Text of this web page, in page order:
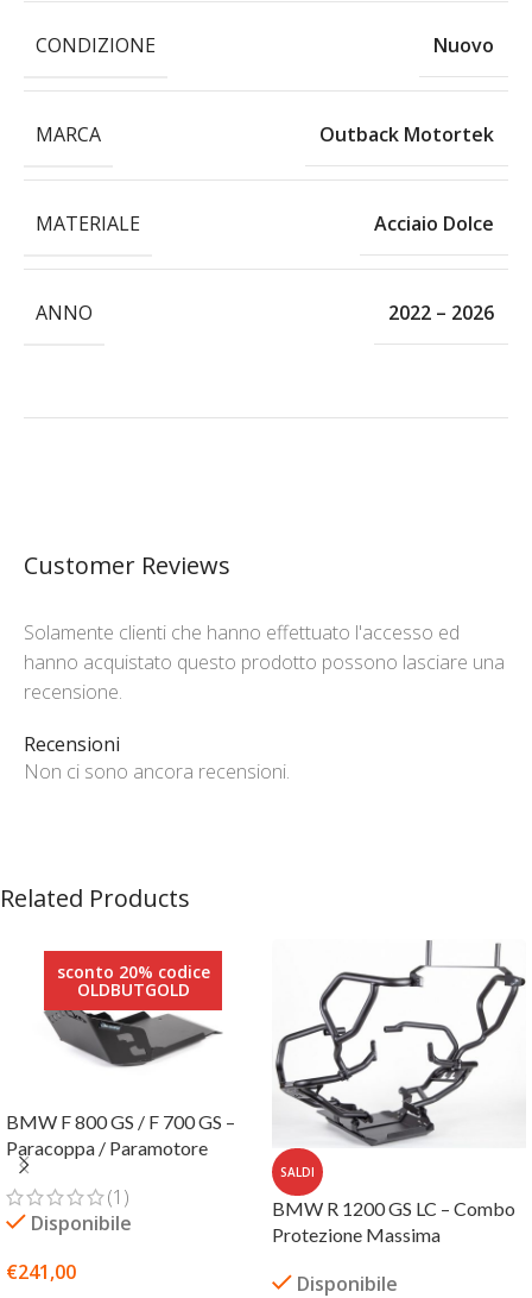
CONDIZIONE Nuovo
MARCA Outback Motortek
MATERIALE Acciaio Dolce
ANNO 2022 – 2026
Customer Reviews
Recensioni
Non ci sono ancora recensioni.
Solamente clienti che hanno effettuato l'accesso ed
hanno acquistato questo prodotto possono lasciare una
recensione.
Related Products
sconto 20% codice
OLDBUTGOLD
BMW F 800 GS / F 700 GS –
Paracoppa / Paramotore
(1)
Disponibile
€241,00
SALDI
BMW R 1200 GS LC – Combo
Protezione Massima
Disponibile